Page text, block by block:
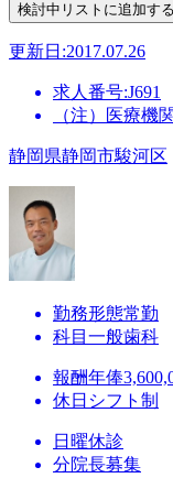
更新日:2017.07.26
求人番号:J691
（注）医療機
静岡県静岡市駿河区
勤務形態常勤
科目 一般歯科
報酬年俸
休日 シフト制
日曜休診
分院長募集